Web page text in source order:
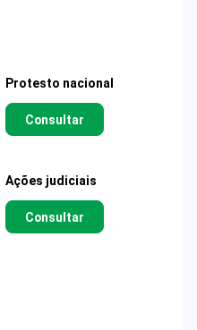
Protesto nacional
Consultar
Ações judiciais
Consultar